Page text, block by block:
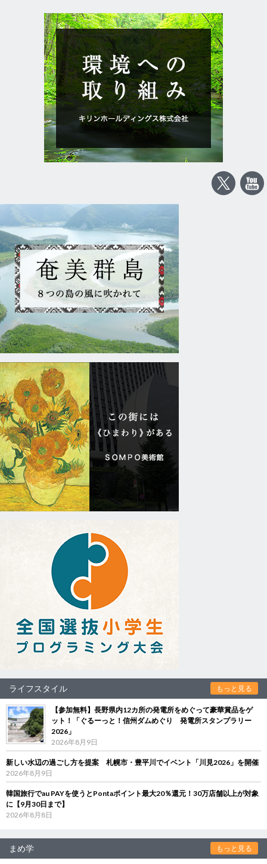
ライフスタイル もっと見る
【参加無料】長野県内12カ所の発電所をめぐって豪華賞品をゲ
ット！「ぐるーっと！信州ダムめぐり 発電所スタンプラリー
2026」
2026年8月9日
新しい水辺の過ごし方を提案 札幌市・豊平川でイベント「川見2026」を開催
2026年8月9日
韓国旅行でau PAYを使うとPontaポイント最大20％還元！30万店舗以上が対象
に【9月30日まで】
2026年8月8日
まめ学 もっと見る